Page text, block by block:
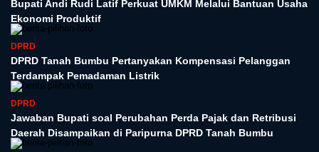
Bupati Andi Rudi Latif Perkuat UMKM Melalui Bantuan Usaha
Ekonomi Produktif
DPRD
DPRD Tanah Bumbu Pertanyakan Kompensasi Pelanggan
Terdampak Pemadaman Listrik
DPRD
Jawaban Bupati soal Perubahan Perda Pajak dan Retribusi
Daerah Disampaikan di Paripurna DPRD Tanah Bumbu